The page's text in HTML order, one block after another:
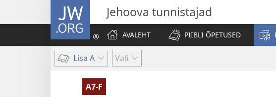
JW.ORG Jehoova tunnistajad
AVALEHT
PIIBLI ÕPETUSED
Lisa A Vali
A7-F